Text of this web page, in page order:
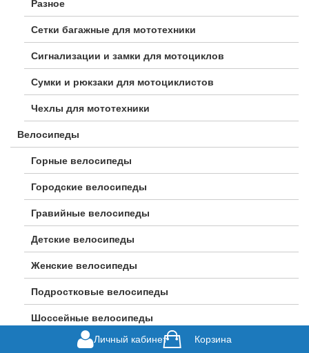
Разное
Сетки багажные для мототехники
Сигнализации и замки для мотоциклов
Сумки и рюкзаки для мотоциклистов
Чехлы для мототехники
Велосипеды
Горные велосипеды
Городские велосипеды
Гравийные велосипеды
Детские велосипеды
Женские велосипеды
Подростковые велосипеды
Шоссейные велосипеды
Личный кабинет
Корзина